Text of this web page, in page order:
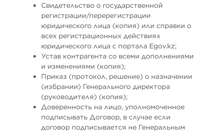
Свидетельство о государственной
регистрации/перерегистрации
юридического лица (копия) или справки о
всех регистрационных действиях
юридического лица с портала Egov.kz;
Устав контрагента со всеми дополнениями
и изменениями (копия);
Приказ (протокол, решение) о назначении
(избрании) Генерального директора
(руководителя) (копия);
Доверенность на лицо, уполномоченное
подписывать Договор, в случае если
договор подписывается не Генеральным